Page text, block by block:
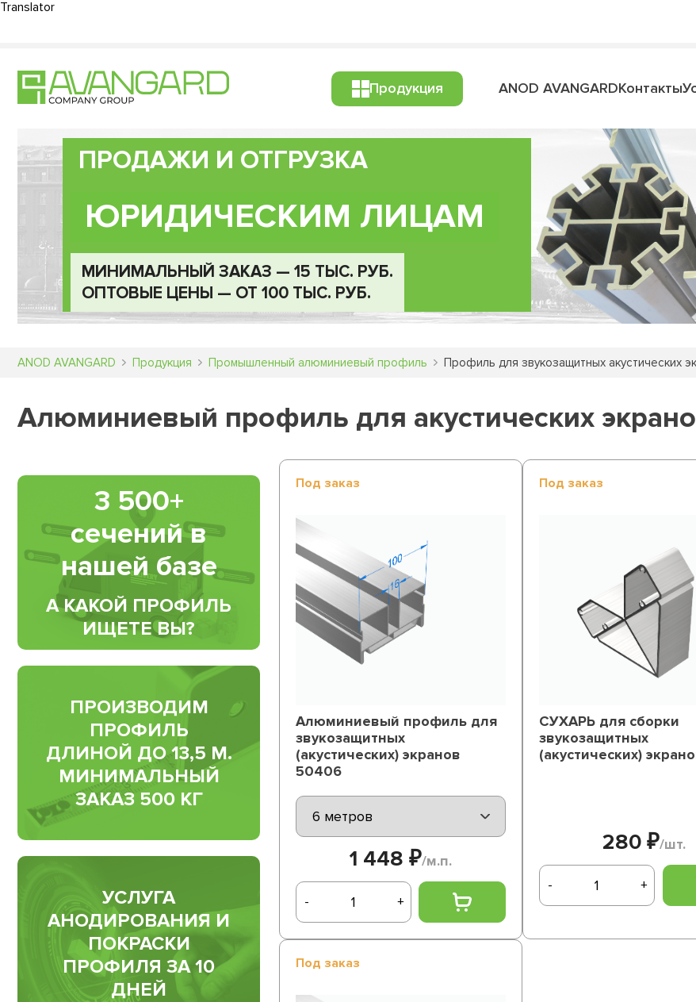
Продукция ANOD AVANGARDКонтакты
ПРОДАЖИ И ОТГРУЗКА
ЮРИДИЧЕСКИМ ЛИЦАМ
МИНИМАЛЬНЫЙ ЗАКАЗ — 15 ТЫС. РУБ.
ОПТОВЫЕ ЦЕНЫ — ОТ 100 ТЫС. РУБ.
ANOD AVANGARD Продукция Промышленный алюминиевый профиль Профиль для звукозащитных акустических
Алюминиевый профиль для акустических
3 500+
сечений в
нашей базе
А КАКОЙ ПРОФИЛЬ
ИЩЕТЕ ВЫ?
ПРОИЗВОДИМ
ПРОФИЛЬ
ДЛИНОЙ ДО 13,5 М.
МИНИМАЛЬНЫЙ
ЗАКАЗ 500 КГ
УСЛУГА
АНОДИРОВАНИЯ И
ПОКРАСКИ
ПРОФИЛЯ ЗА 10
ДНЕЙ
Под заказ
Алюминиевый профиль для
звукозащитных
(акустических) экранов
50406
1 448 ₽/м.п.
- +
Под заказ
СУХАРЬ для сборки
звукозащитных
(акустических)
280 ₽/шт.
- +
Под заказ
Translator
Translator